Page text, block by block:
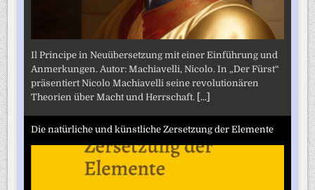
Il Principe in Neuübersetzung mit einer Einführung und
Anmerkungen. Autor: Machiavelli, Nicolo. In „Der Fürst“
präsentiert Nicolo Machiavelli seine revolutionären
Theorien über Macht und Herrschaft.
[...]
Die natürliche und künstliche Zersetzung der Elemente